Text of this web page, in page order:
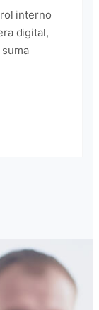
interno
digital,